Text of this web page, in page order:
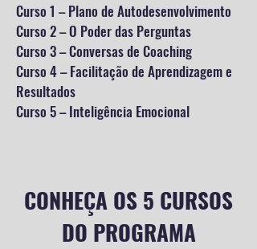
Curso 1 – Plano de Autodesenvolvimento
Curso 2 – O Poder das Perguntas
Curso 3 – Conversas de Coaching
Curso 4 – Facilitação de Aprendizagem e
Resultados
Curso 5 – Inteligência Emocional
CONHEÇA OS 5 CURSOS
DO PROGRAMA